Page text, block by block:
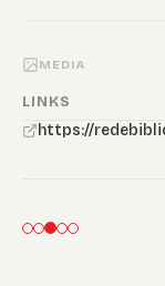
MEDIA
LINKS
https://